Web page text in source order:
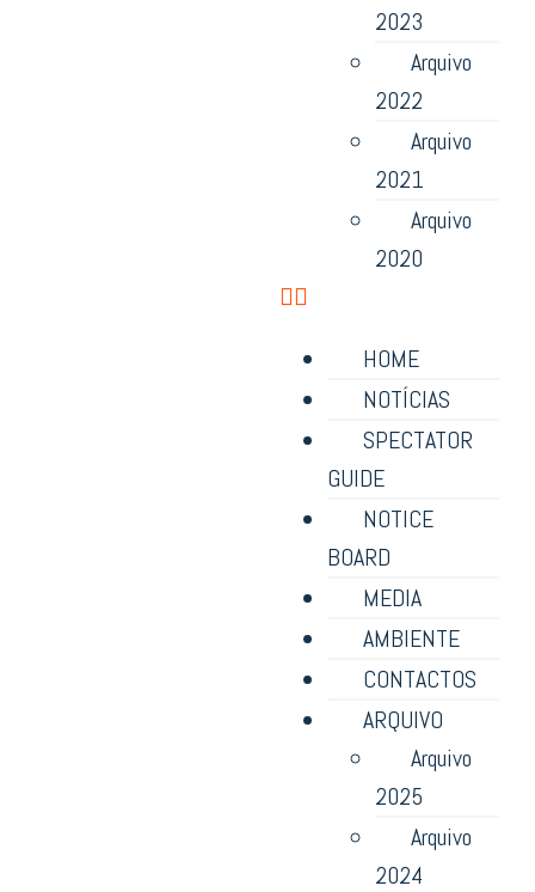
2023
Arquivo
2022
Arquivo
2021
Arquivo
2020
HOME
NOTÍCIAS
SPECTATOR
GUIDE
NOTICE
BOARD
MEDIA
AMBIENTE
CONTACTOS
ARQUIVO
Arquivo
2025
Arquivo
2024